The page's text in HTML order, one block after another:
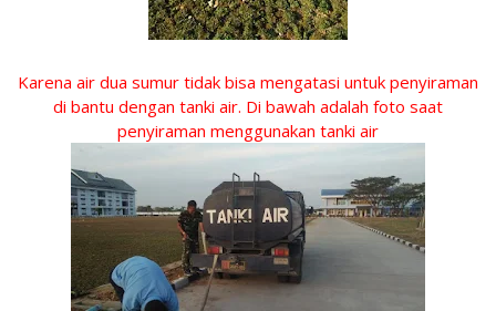
Karena air dua sumur tidak bisa mengatasi untuk penyiraman
di bantu dengan tanki air. Di bawah adalah foto saat
penyiraman menggunakan tanki air